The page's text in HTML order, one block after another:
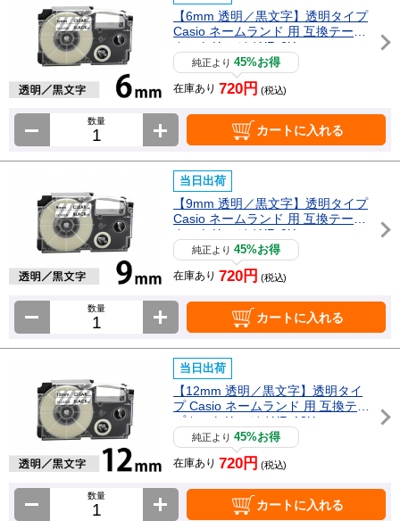
【6mm 透明／黒文字】透明タイプ
Casio ネームランド 用 互換テープ
カートリッジ / XR-6X
純正より45%お得
在庫あり 720円 (税込)
数量
カートに入れる
当日出荷
【9mm 透明／黒文字】透明タイプ
Casio ネームランド 用 互換テープ
カートリッジ / XR-9X
純正より45%お得
在庫あり 720円 (税込)
数量
カートに入れる
当日出荷
【12mm 透明／黒文字】透明タイ
プ Casio ネームランド 用 互換テー
プカートリッジ / XR-12X
純正より45%お得
在庫あり 720円 (税込)
数量
カートに入れる